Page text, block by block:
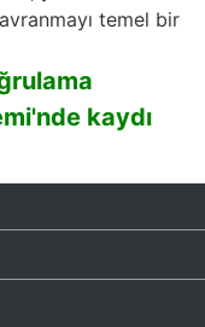
temel bir
kaydı